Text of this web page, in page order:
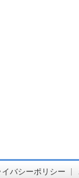
イバシーポリシー